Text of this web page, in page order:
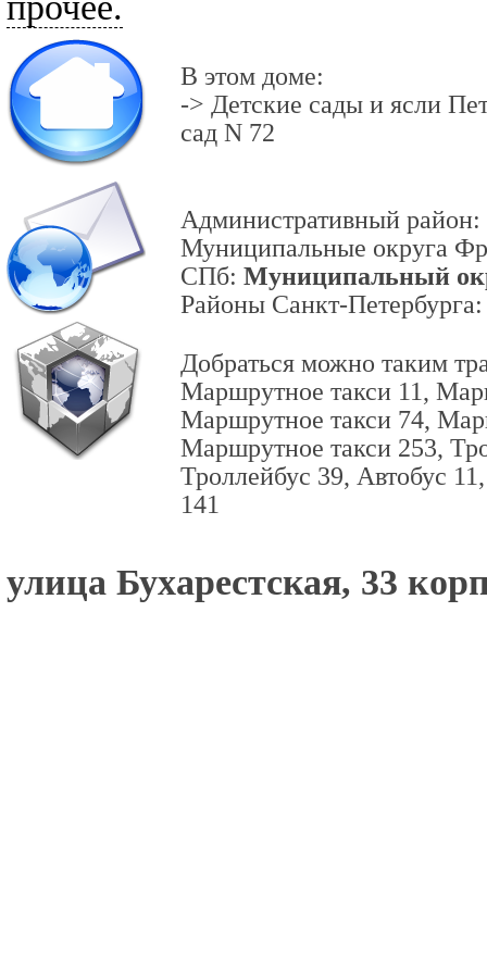
В этом доме:
-> Детские сады и ясли
сад N 72
Административный район:
Муниципальные округа
СПб: Муниципальный
Районы Санкт-
Добраться можно таким
Маршрутное такси 11,
Маршрутное такси 74,
Маршрутное такси 253,
Троллейбус 39, Автобус
141
улица Бухарестская, 33